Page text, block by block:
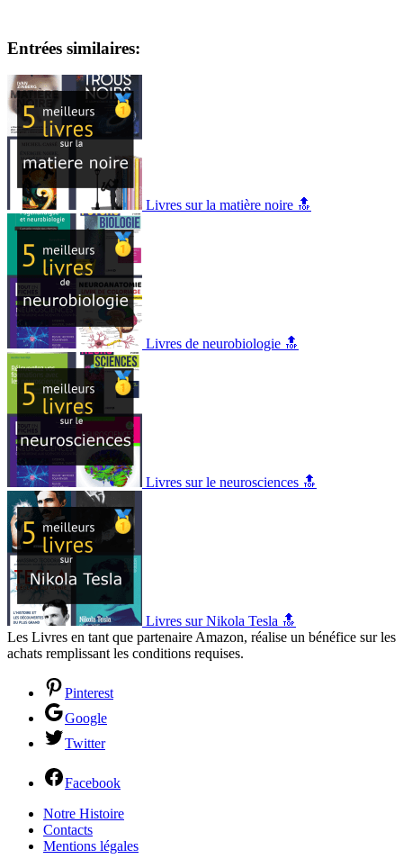
Entrées similaires:
Livres sur la matière noire 🔝
Livres de neurobiologie 🔝
Livres sur le neurosciences 🔝
Livres sur Nikola Tesla 🔝
Les Livres en tant que partenaire Amazon, réalise un bénéfice sur les
achats remplissant les conditions requises.
Pinterest
Google
Twitter
Facebook
Notre Histoire
Contacts
Mentions légales